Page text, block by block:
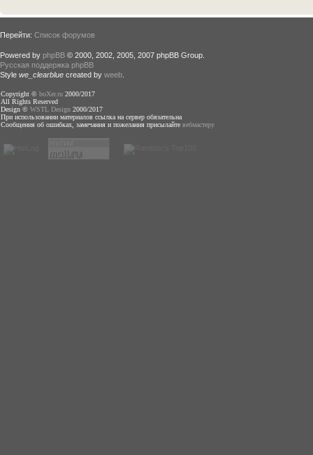
Перейти: Список форумов
Powered by phpBB © 2000, 2002, 2005, 2007 phpBB Group.
Русская поддержка phpBB
Style we_clearblue created by weeb
Copyright © boXer.ru 2000/2017
All Rights Reserved
Design © WSTL Design 2000/2017
При использовании материалов ссылка на сервер обязательна
Сообщения об ошибках, замечания и пожелания присылайте вебмастеру